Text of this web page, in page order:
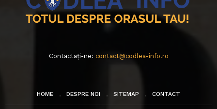
Contactați-ne: contact@codlea-info.ro
HOME DESPRE NOI SITEMAP CONTACT